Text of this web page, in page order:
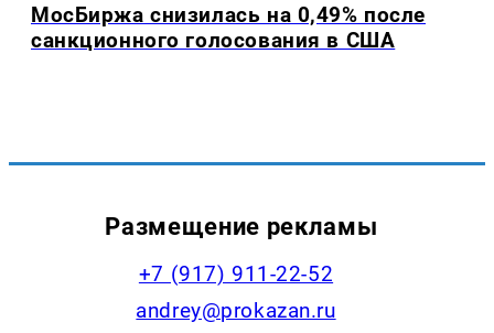
МосБиржа снизилась на 0,49% после
санкционного голосования в США
Размещение рекламы
+7 (917) 911-22-52
andrey@prokazan.ru